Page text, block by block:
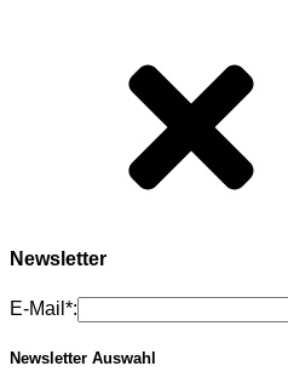
Newsletter
E-Mail*:
Newsletter Auswahl